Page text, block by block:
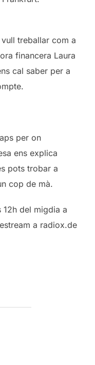
treballar com a
financera Laura
cal saber per a
per on
ens explica
pots trobar a
cop de mà.
12h del migdia a
a radiox.de